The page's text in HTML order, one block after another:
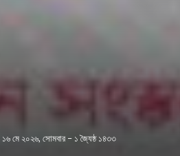
মে ২০২৬, সোমবার – ১ জ্যৈষ্ঠ ১৪৩৩